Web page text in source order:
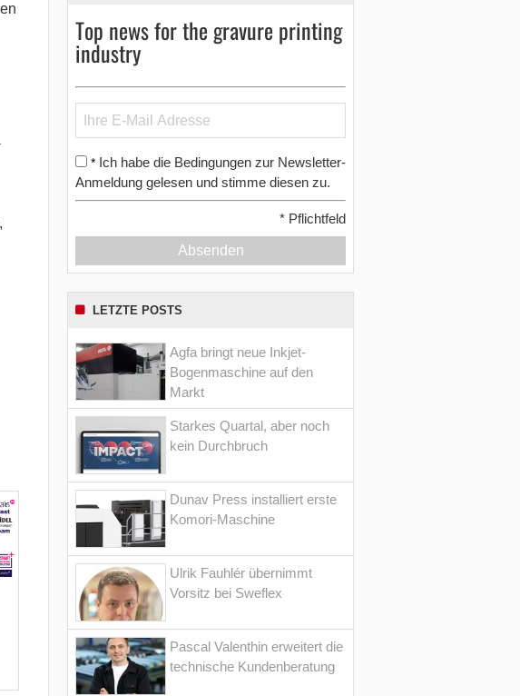
Top news for the gravure printing
industry
* Ich habe die Bedingungen zur Newsletter-
Anmeldung gelesen und stimme diesen zu.
* Pflichtfeld
Absenden
LETZTE POSTS
Agfa bringt neue Inkjet-
Bogenmaschine auf den
Markt
Starkes Quartal, aber noch
kein Durchbruch
Dunav Press installiert erste
Komori-Maschine
Ulrik Fauhlér übernimmt
Vorsitz bei Sweflex
Pascal Valenthin erweitert die
technische Kundenberatung